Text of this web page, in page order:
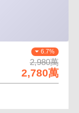
6.7%
2,980萬
2,780萬